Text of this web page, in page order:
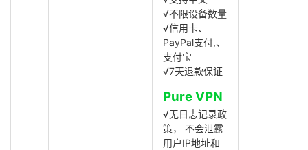
√不限设备数量
√信用卡、
PayPal支付,、
支付宝
√7天退款保证
Pure VPN
√无日志记录政
策， 不会泄露
用户IP地址和